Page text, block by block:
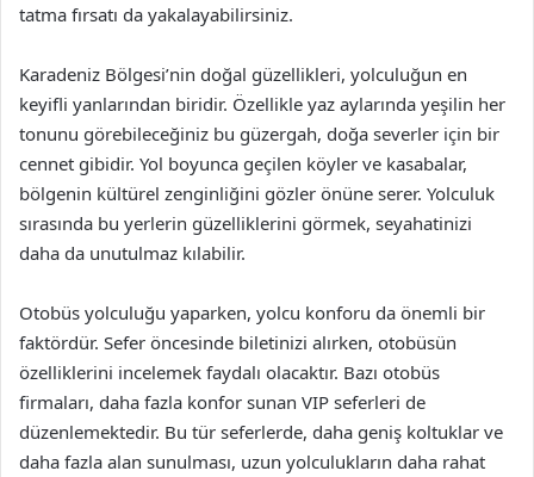
tatma fırsatı da yakalayabilirsiniz.
Karadeniz Bölgesi’nin doğal güzellikleri, yolculuğun en
keyifli yanlarından biridir. Özellikle yaz aylarında yeşilin her
tonunu görebileceğiniz bu güzergah, doğa severler için bir
cennet gibidir. Yol boyunca geçilen köyler ve kasabalar,
bölgenin kültürel zenginliğini gözler önüne serer. Yolculuk
sırasında bu yerlerin güzelliklerini görmek, seyahatinizi
daha da unutulmaz kılabilir.
Otobüs yolculuğu yaparken, yolcu konforu da önemli bir
faktördür. Sefer öncesinde biletinizi alırken, otobüsün
özelliklerini incelemek faydalı olacaktır. Bazı otobüs
firmaları, daha fazla konfor sunan VIP seferleri de
düzenlemektedir. Bu tür seferlerde, daha geniş koltuklar ve
daha fazla alan sunulması, uzun yolculukların daha rahat